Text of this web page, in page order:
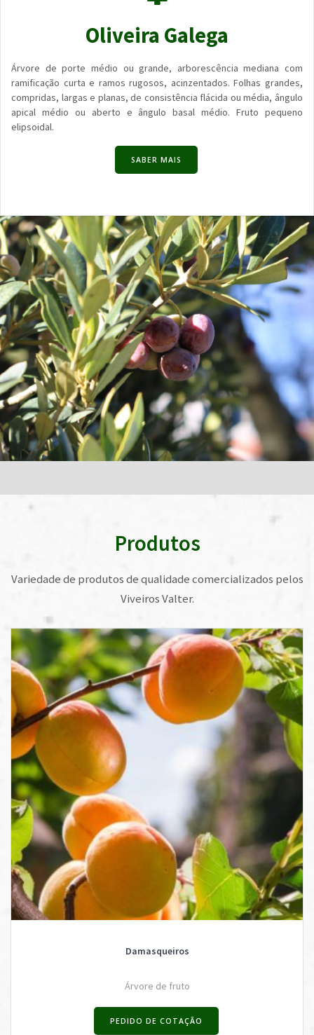
Oliveira Galega
Árvore de porte médio ou grande, arborescência mediana com
ramificação curta e ramos rugosos, acinzentados. Folhas grandes,
compridas, largas e planas, de consistência flácida ou média, ângulo
apical médio ou aberto e ângulo basal médio. Fruto pequeno
elipsoidal.
SABER MAIS
Produtos
Variedade de produtos de qualidade comercializados pelos
Viveiros Valter.
Damasqueiros
Árvore de fruto
PEDIDO DE COTAÇÃO